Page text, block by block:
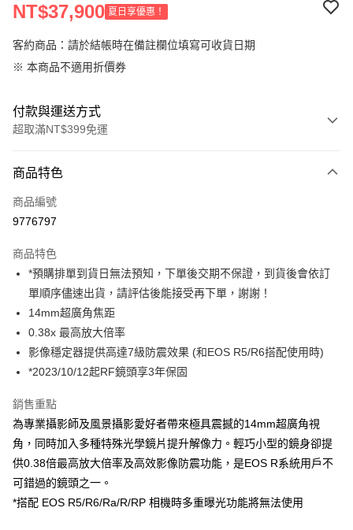
NT$37,900 夏日享優惠！
客約商品：請於結帳時在備註欄位填寫可收貨日期
※ 本商品不適用折價券
付款與運送方式
超取滿NT$399免運
信用卡一次付款
信用卡分期付款
合作金庫商業銀行
華南商業銀行
彰化商業銀行
上海商業儲蓄銀行
台北富邦商業銀行
國泰世華商業銀行
臺灣中小企業銀行
匯豐（台灣）商業銀行
華泰商業銀行
聯邦商業銀行
遠東國際商業銀行
元大商業銀行
台新國際商業銀行
台灣樂天信用卡公司
6 期 0 利率 每期
華南商業銀行
彰化商業銀行
上海商業儲蓄銀行
國泰世華商業銀行
臺灣中小企業銀行
台中商業銀行
匯豐（台灣）商業銀行
元大商業銀行
玉山商業銀行
星展（台灣）商業銀行
台灣樂天信用卡公司
12 期 0 利率 每期 NT$3,658 21家銀行
合作金庫商業銀行
上海商業儲蓄銀行
國泰世華商業銀行
兆豐國際商業銀行
臺灣中小企業銀行
聯邦商業銀行
元大商業銀行
永豐商業銀行
玉山商業銀行
星展（台灣）商業銀行
台新國際商業銀行
中國信託商業銀行
超商取貨付款
Apple Pay
街口支付
悠遊付
Google Pay
全支付
商品特色
商品編號
9776797
商品特色
*預購排單到貨日無法預知，下單後交期不保證，到貨後會依訂
單順序儘速出貨，請評估後能接受再下單，謝謝！
14mm超廣角焦距
0.38x 最高放大倍率
影像穩定器提供高達7級防震效果 (和EOS R5/R6搭配使用時)
*2023/10/12起RF鏡頭享3年保固
銷售重點
為專業攝影師及風景攝影愛好者帶來極具震撼的14mm超廣角視
角，同時加入多種特殊光學鏡片提升解像力。輕巧小型的鏡身卻提
供0.38倍最高放大倍率及高效影像防震功能，是EOS R系統用戶不
可錯過的鏡頭之一。
*搭配 EOS R5/R6/Ra/R/RP 相機時多重曝光功能將無法使用